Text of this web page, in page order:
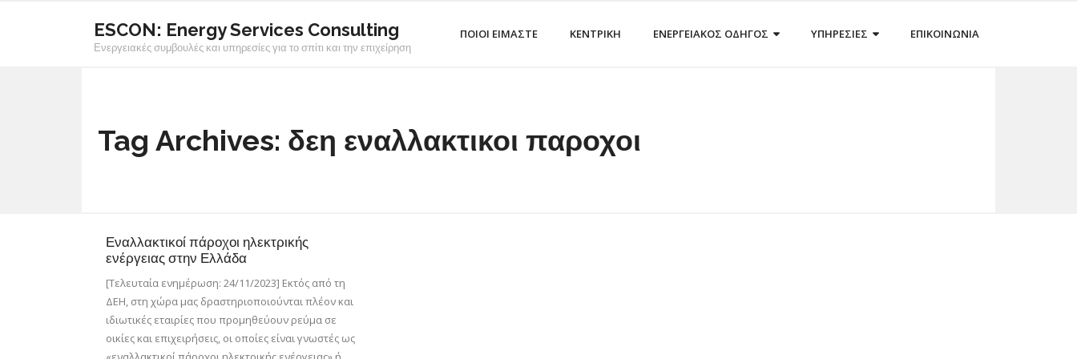
ESCON: Energy Services Consulting
Ενεργειακές συμβουλές και υπηρεσίες για το σπίτι και την επιχείρηση
ΠΟΙΟΙ ΕΙΜΑΣΤΕ ΚΕΝΤΡΙΚΗ ΕΝΕΡΓΕΙΑΚΟΣ ΟΔΗΓΟΣ ΥΠΗΡΕΣΙΕΣ ΕΠΙΚΟΙΝΩΝΙΑ
Tag Archives: δεη εναλλακτικοι παροχοι
Εναλλακτικοί πάροχοι ηλεκτρικής
ενέργειας στην Ελλάδα
[Τελευταία ενημέρωση: 24/11/2023] Εκτός από τη
ΔΕΗ, στη χώρα μας δραστηριοποιούνται πλέον και
ιδιωτικές εταιρίες που προμηθεύουν ρεύμα σε
οικίες και επιχειρήσεις, οι οποίες είναι γνωστές ως